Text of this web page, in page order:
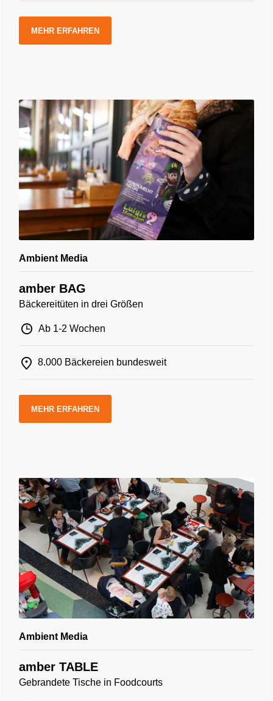
MEHR ERFAHREN
Ambient Media
amber BAG
Bäckereitüten in drei Größen
Ab 1-2 Wochen
8.000 Bäckereien bundesweit
MEHR ERFAHREN
Ambient Media
amber TABLE
Gebrandete Tische in Foodcourts